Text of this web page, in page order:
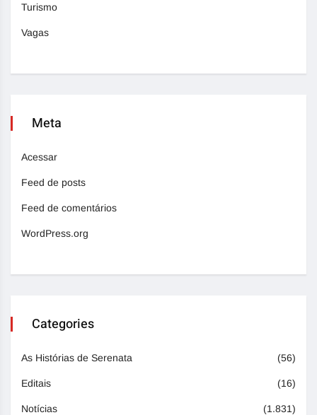
Turismo
Vagas
Meta
Acessar
Feed de posts
Feed de comentários
WordPress.org
Categories
As Histórias de Serenata (56)
Editais (16)
Notícias (1.831)